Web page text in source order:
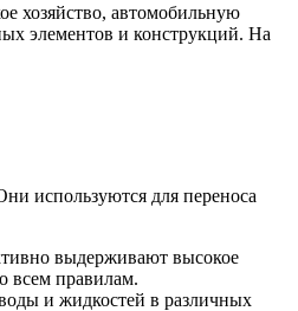
хозяйство, автомобильную
элементов и конструкций. На
используются для переноса
выдерживают высокое
всем правилам.
и жидкостей в различных